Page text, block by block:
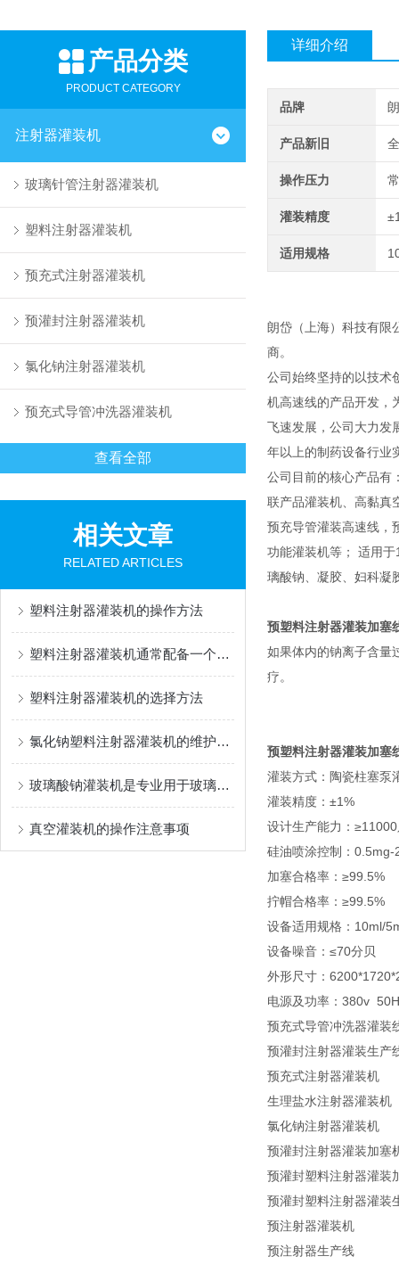
产品分类
PRODUCT CATEGORY
注射器灌装机
玻璃针管注射器灌装机
塑料注射器灌装机
预充式注射器灌装机
预灌封注射器灌装机
氯化钠注射器灌装机
预充式导管冲洗器灌装机
查看全部
相关文章
RELATED ARTICLES
塑料注射器灌装机的操作方法
塑料注射器灌装机通常配备一个自动化控制系统
塑料注射器灌装机的选择方法
氯化钠塑料注射器灌装机的维护保养
玻璃酸钠灌装机是专业用于玻璃酸钠溶液灌装的设备
真空灌装机的操作注意事项
详细介绍
品牌
产品新旧
操作压力
灌装精度
适用规格
朗岱（上海）科技有限
商。
公司始终坚持的以技术
机高速线的产品开发，
飞速发展，公司大力发
年以上的制药设备行业
公司目前的核心产品有
联产品灌装机、高黏真
预充导管灌装高速线，
功能灌装机等； 适用
璃酸钠、凝胶、妇科凝
预塑料注射器灌装加塞
如果体内的钠离子含量
疗。
预塑料注射器灌装加塞
灌装方式：陶瓷柱塞泵
灌装精度：±1%
设计生产能力：
硅油喷涂控制：
加塞合格率：≥99.5%
拧帽合格率：≥99.5%
设备适用规格：10ml/
设备噪音：≤70分贝
外形尺寸：
电源及功率：380v
预充式导管冲洗器灌装
预灌封注射器灌装生产
预充式注射器灌装机
生理盐水注射器灌装机
氯化钠注射器灌装机
预灌封注射器灌装加塞
预灌封塑料注射器灌装
预灌封塑料注射器灌装
预注射器灌装机
预注射器生产线